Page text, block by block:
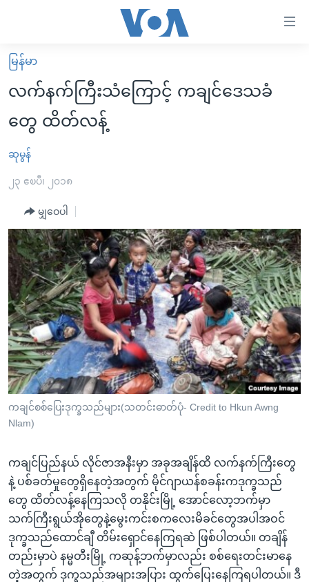
လွယ်ကူ
စေ
Link
များ
ပင်မ
ကျော်
ကြည့်
ရန်
ပင်မ
အ
ညွန်း
စာမျက်နှာ
သို့
ကျော်
ကြည့်
ရန်
ရန်
နေရာ
သို့
ကျော်
ရန်
မူလစာမျက်နှာ
မြန်မာ
ကမ္ဘာ့သတင်းများ
နိုင်ငံတကာ
အစ္စရေး-ပါလက်စတိုင်း
ဗွီဒီယို
အင်္ဂလိပ်စာလေ့လာမယ်
အမေရိကန်သုံးအီဒီယံ
မကြေးမုံရဲ့ အင်္ဂလိပ်စာ
ရုပ်ရှင်ထဲက အင်္ဂလိပ်စာ
သုတပဒေသာ အင်္ဂလိပ်စာ
အပတ်စဉ်ကဏ္ဍများ
ရေဒီယို
တီဗွီ
ရေဒီယိုနှင့်ရုပ်သံ အချက်အလက်များ
ရေဒီယို/တီဗွီအစီအစဉ်
Learning English
ဗွီအိုအေ လူမှုကွန်ယက်များ
မြန်မာ
လက်နက်ကြီးသံကြောင့် ကချင်ဒေသခံ
တွေ ထိတ်လန့်
ဆုမွန်
၂၃ ဧၿပီ၊ ၂၀၁၈
မျှဝေပါ
ကချင်စစ်ပြေးဒုက္ခသည်များ(သတင်းဓာတ်ပုံ- Credit to Hkun Awng
Nlam)
ကချင်ပြည်နယ် လိုင်ဇာအနီးမှာ အခုအချိန်ထိ လက်နက်ကြီးတွေ
နဲ့ ပစ်ခတ်မှုတွေရှိနေတဲ့အတွက် မိုင်ဂျာယန်စခန်းကဒုက္ခသည်
တွေ ထိတ်လန့်နေကြသလို တနိုင်းမြို့ အောင်လော့ဘက်မှာ
သက်ကြီးရွယ်အိုတွေနဲ့မွေးကင်းစကလေးမိခင်တွေအပါအဝင်
ဒုက္ခသည်ထောင်ချီ တိမ်းရှောင်နေကြရဆဲ ဖြစ်ပါတယ်။ တချိန်
တည်းမှာပဲ နမ္မတီးမြို့ ကဆုန့်ဘက်မှာလည်း စစ်ရေးတင်းမာနေ
တဲ့အတွက် ဒုက္ခသည်အများအပြား ထွက်ပြေးနေကြရပါတယ်။ ဒီ